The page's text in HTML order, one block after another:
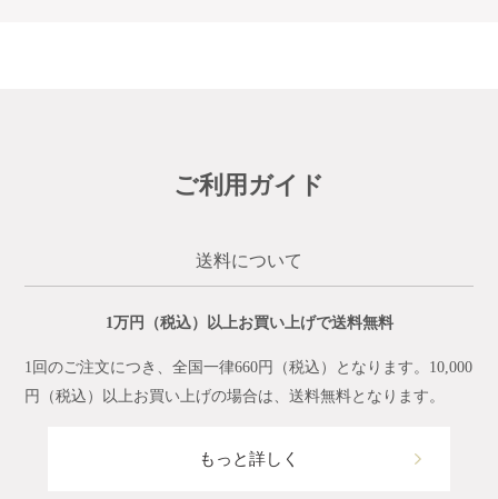
ご利用ガイド
送料について
1万円（税込）以上お買い上げで送料無料
1回のご注文につき、全国一律660円（税込）となります。10,000
円（税込）以上お買い上げの場合は、送料無料となります。
もっと詳しく